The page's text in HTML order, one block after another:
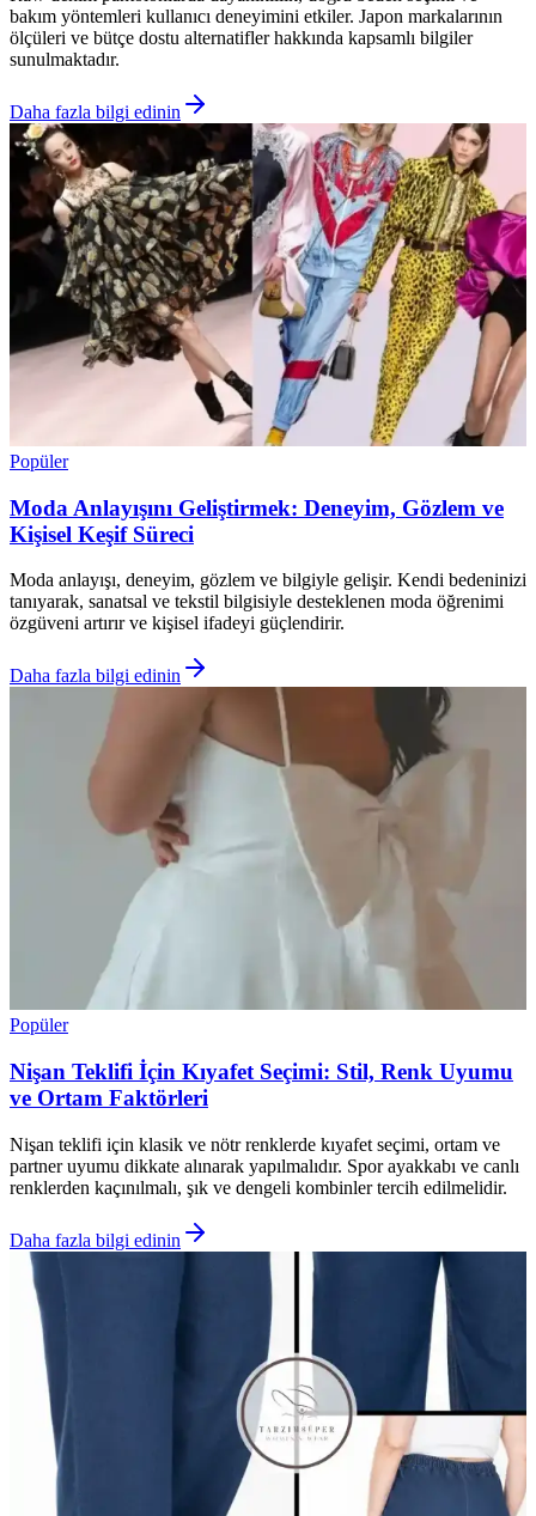
bakım yöntemleri kullanıcı deneyimini etkiler. Japon markalarının
ölçüleri ve bütçe dostu alternatifler hakkında kapsamlı bilgiler
sunulmaktadır.
Daha fazla bilgi edinin
Popüler
Moda Anlayışını Geliştirmek: Deneyim, Gözlem ve
Kişisel Keşif Süreci
Moda anlayışı, deneyim, gözlem ve bilgiyle gelişir. Kendi bedeninizi
tanıyarak, sanatsal ve tekstil bilgisiyle desteklenen moda öğrenimi
özgüveni artırır ve kişisel ifadeyi güçlendirir.
Daha fazla bilgi edinin
Popüler
Nişan Teklifi İçin Kıyafet Seçimi: Stil, Renk Uyumu
ve Ortam Faktörleri
Nişan teklifi için klasik ve nötr renklerde kıyafet seçimi, ortam ve
partner uyumu dikkate alınarak yapılmalıdır. Spor ayakkabı ve canlı
renklerden kaçınılmalı, şık ve dengeli kombinler tercih edilmelidir.
Daha fazla bilgi edinin